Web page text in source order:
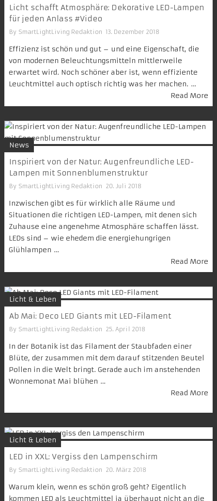
Licht schafft Atmosphäre: Dekorative LED-Lampen
für jeden Anlass #Video
By SmartLightLiving Redaktion 13. Dezember 2018
Effizienz ist schön und gut – und eine Eigenschaft, die
von modernen Beleuchtungsmitteln mittlerweile
erwartet wird. Noch schöner aber ist, wenn effiziente
Leuchtmittel auch optisch richtig was her machen. …
Read More
News
Inspiriert von der Natur: Augenfreundliche LED-
Lampen mit Sonnenblumenstruktur
By SmartLightLiving Redaktion 20. Juli 2018
Inzwischen gibt es für wirklich alle Räume und
Situationen die richtigen LED-Lampen, mit denen sich
Zuhause eine angenehme Atmosphäre schaffen lässt.
LEDs sind – wie ehedem die energiehungrigen
Glühlampen …
Read More
Licht & Leben
Ab Mai: Deco LED Giants mit LED-Filament
By SmartLightLiving Redaktion 25. April 2018
In der Botanik ist das Filament der Staubfaden einer
Blüte, der zusammen mit dem darauf stitzenden Beutel
Pollen in die Welt bringt. Gerade auch im anstehenden
Wonnemonat Mai blühen …
Read More
Licht & Leben
LED in XXL: Vergiss den Lampenschirm
By SmartLightLiving Redaktion 20. März 2018
Warum klein, wenn es schön groß geht? Eigentlich
kommen LED als Leuchtmittel ja überhaupt nicht an die